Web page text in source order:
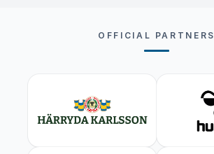
OFFICIAL PARTNERS